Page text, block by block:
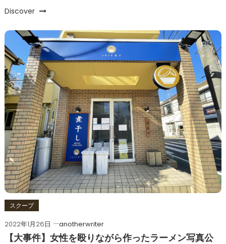
Discover
スクープ
2022年1月26日
anotherwriter
【大事件】女性を殴りながら作ったラーメン写真公